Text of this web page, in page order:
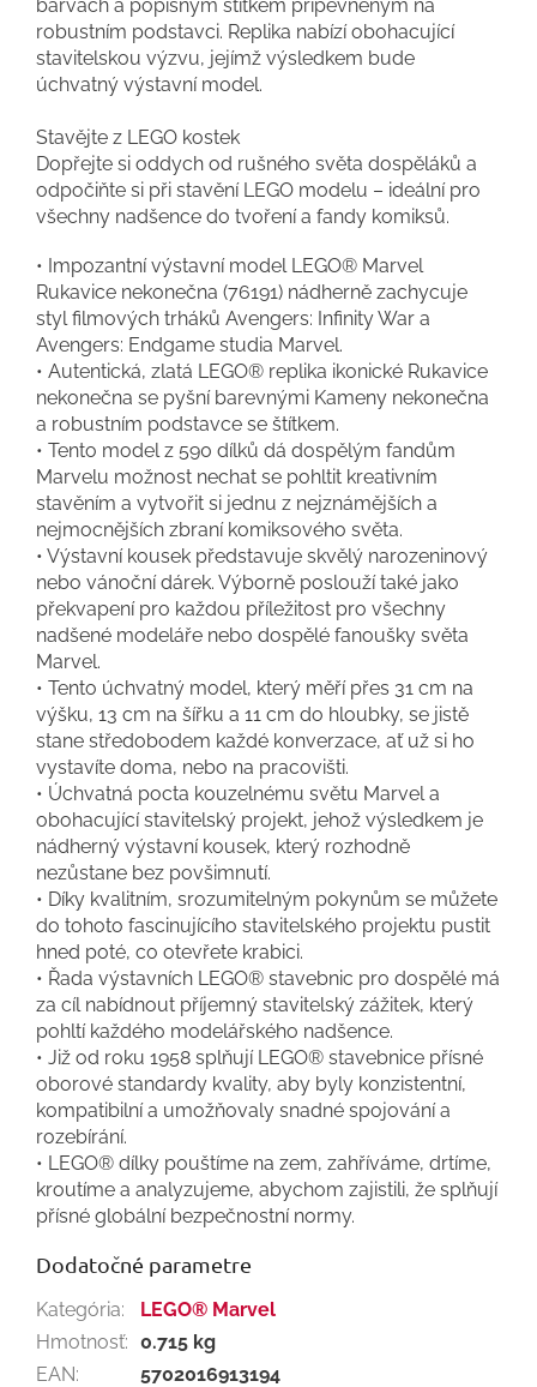
barvách a popisným štítkem připevněným na
robustním podstavci. Replika nabízí obohacující
stavitelskou výzvu, jejímž výsledkem bude
úchvatný výstavní model.
Stavějte z LEGO kostek
Dopřejte si oddych od rušného světa dospěláků a
odpočiňte si při stavění LEGO modelu – ideální pro
všechny nadšence do tvoření a fandy komiksů.
• Impozantní výstavní model LEGO® Marvel
Rukavice nekonečna (76191) nádherně zachycuje
styl filmových trháků Avengers: Infinity War a
Avengers: Endgame studia Marvel.
• Autentická, zlatá LEGO® replika ikonické Rukavice
nekonečna se pyšní barevnými Kameny nekonečna
a robustním podstavce se štítkem.
• Tento model z 590 dílků dá dospělým fandům
Marvelu možnost nechat se pohltit kreativním
stavěním a vytvořit si jednu z nejznámějších a
nejmocnějších zbraní komiksového světa.
• Výstavní kousek představuje skvělý narozeninový
nebo vánoční dárek. Výborně poslouží také jako
překvapení pro každou příležitost pro všechny
nadšené modeláře nebo dospělé fanoušky světa
Marvel.
• Tento úchvatný model, který měří přes 31 cm na
výšku, 13 cm na šířku a 11 cm do hloubky, se jistě
stane středobodem každé konverzace, ať už si ho
vystavíte doma, nebo na pracovišti.
• Úchvatná pocta kouzelnému světu Marvel a
obohacující stavitelský projekt, jehož výsledkem je
nádherný výstavní kousek, který rozhodně
nezůstane bez povšimnutí.
• Díky kvalitním, srozumitelným pokynům se můžete
do tohoto fascinujícího stavitelského projektu pustit
hned poté, co otevřete krabici.
• Řada výstavních LEGO® stavebnic pro dospělé má
za cíl nabídnout příjemný stavitelský zážitek, který
pohltí každého modelářského nadšence.
• Již od roku 1958 splňují LEGO® stavebnice přísné
oborové standardy kvality, aby byly konzistentní,
kompatibilní a umožňovaly snadné spojování a
rozebírání.
• LEGO® dílky pouštíme na zem, zahříváme, drtíme,
kroutíme a analyzujeme, abychom zajistili, že splňují
přísné globální bezpečnostní normy.
Dodatočné parametre
Kategória:
LEGO® Marvel
Hmotnosť: 0.715 kg
EAN:
5702016913194